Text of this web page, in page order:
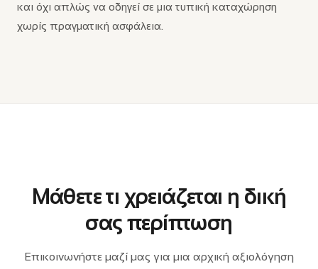
και όχι απλώς να οδηγεί σε μια τυπική καταχώρηση
χωρίς πραγματική ασφάλεια.
Μάθετε τι χρειάζεται η δική
σας περίπτωση
Επικοινωνήστε μαζί μας για μια αρχική αξιολόγηση